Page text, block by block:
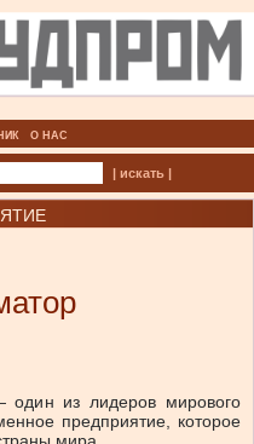
О НАС
| искать |
один из лидеров мирового
предприятие, которое